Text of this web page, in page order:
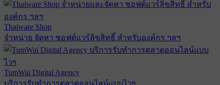
Thaiware Shop
จำหน่าย จัดหา ซอฟต์แวร์ลิขสิทธิ์ สำหรับองค์กร ฯลฯ
TumWai Digital Agency